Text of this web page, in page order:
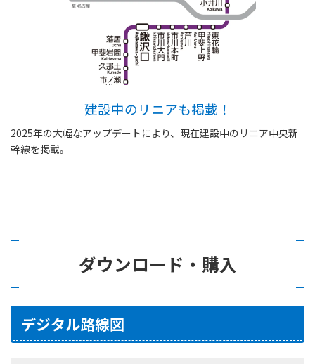
建設中のリニアも掲載！
2025年の大幅なアップデートにより、現在建設中のリニア中央新
幹線を掲載。
ダウンロード・購入
デジタル路線図